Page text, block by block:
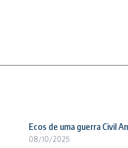
Ecos de uma guerra Civil
08/10/2025